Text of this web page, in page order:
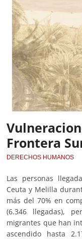
Frontera
DERECHOS HUMANOS
Las personas
Ceuta y Melilla
más del 70% en
(6.346 llegadas),
migrantes que han
ascendido hasta